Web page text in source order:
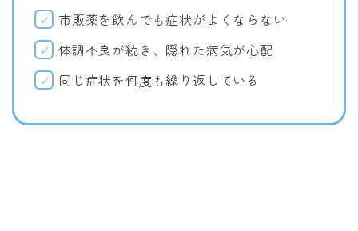
市販薬を飲んでも症状がよくならない
体調不良が続き、隠れた病気が心配
同じ症状を何度も繰り返している